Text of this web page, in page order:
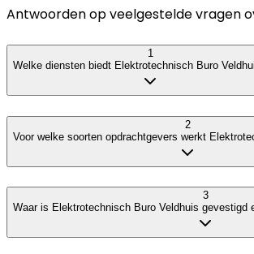
Antwoorden op veelgestelde vragen
1
Welke diensten biedt Elektrotechnisch Buro
2
Voor welke soorten opdrachtgevers werkt
3
Waar is Elektrotechnisch Buro Veldhuis gevestigd